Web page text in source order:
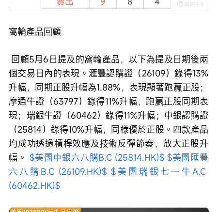
窩輪產品回顧
個交易日內的表現。滙豐認購證（26109）錄得13%
升幅，同期正股升幅為1.88%，表現顯著跑贏正股；
摩通牛證（63797）錄得11%升幅，跑贏正股同期表
現；瑞銀牛證（60462）錄得11%升幅；中銀認購證
（25814）錄得10%升幅，同樣優於正股。四款產品
均成功透過槓桿效應及技術反彈節奏，放大正股升
幅。 $美團中銀六八購B.C (25814.HK)$ $美團匯豐
六八購B.C (26109.HK)$ $美團瑞銀七一牛A.C
(60462.HK)$